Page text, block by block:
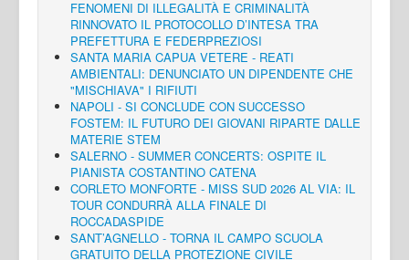
FENOMENI DI ILLEGALITÀ E CRIMINALITÀ
RINNOVATO IL PROTOCOLLO D’INTESA TRA
PREFETTURA E FEDERPREZIOSI
SANTA MARIA CAPUA VETERE - REATI
AMBIENTALI: DENUNCIATO UN DIPENDENTE CHE
"MISCHIAVA" I RIFIUTI
NAPOLI - SI CONCLUDE CON SUCCESSO
FOSTEM: IL FUTURO DEI GIOVANI RIPARTE DALLE
MATERIE STEM
SALERNO - SUMMER CONCERTS: OSPITE IL
PIANISTA COSTANTINO CATENA
CORLETO MONFORTE - MISS SUD 2026 AL VIA: IL
TOUR CONDURRÀ ALLA FINALE DI
ROCCADASPIDE
SANT’AGNELLO - TORNA IL CAMPO SCUOLA
GRATUITO DELLA PROTEZIONE CIVILE